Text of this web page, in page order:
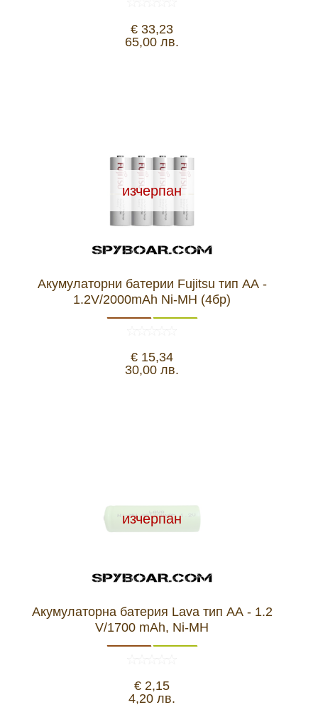
€ 33,23
65,00 лв.
изчерпан
Акумулаторни батерии Fujitsu тип АА -
1.2V/2000mAh Ni-MH (4бр)
€ 15,34
30,00 лв.
изчерпан
Акумулаторна батерия Lava тип АА - 1.2
V/1700 mAh, Ni-MH
€ 2,15
4,20 лв.